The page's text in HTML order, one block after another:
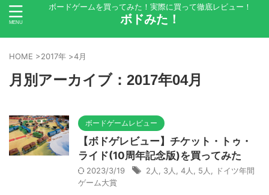
ボードゲームを買ってみた！実際に買って徹底レビュー！
ボドみた！
HOME >2017年 >4月
月別アーカイブ：2017年04月
ボードゲームレビュー
【ボドゲレビュー】チケット・トゥ・
ライド(10周年記念版)を買ってみた
2023/3/19 2人 3人 4人 5人
ドイツ年間
ゲーム大賞